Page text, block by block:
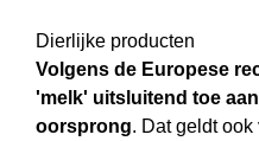
Dierlijke producten
Volgens de Europese
'melk' uitsluitend toe
oorsprong. Dat geldt ook